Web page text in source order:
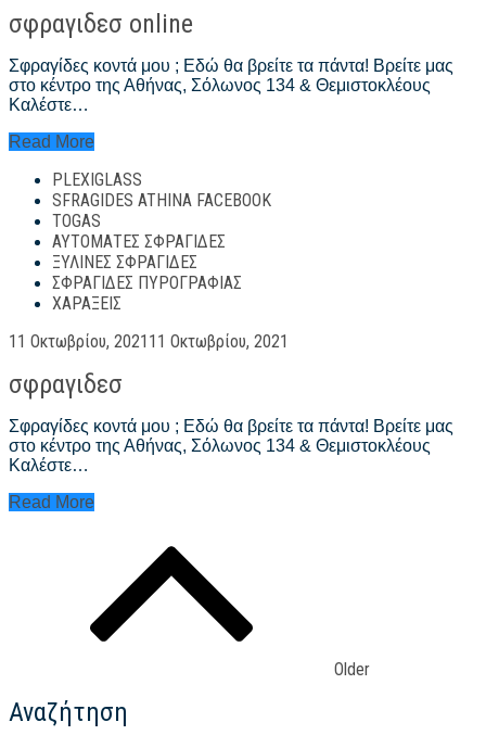
σφραγιδεσ online
Σφραγίδες κοντά μου ; Εδώ θα βρείτε τα πάντα! Βρείτε μας
στο κέντρο της Αθήνας, Σόλωνος 134 & Θεμιστοκλέους
Καλέστε…
σφραγιδεσ
Read More
PLEXIGLASS
SFRAGIDES ATHINA FACEBOOK
TOGAS
ΑΥΤΌΜΑΤΕΣ ΣΦΡΑΓΊΔΕΣ
ΞΎΛΙΝΕΣ ΣΦΡΑΓΊΔΕΣ
ΣΦΡΑΓΊΔΕΣ ΠΥΡΟΓΡΑΦΊΑΣ
ΧΑΡΆΞΕΙΣ
Posted
11 Οκτωβρίου, 2021 11 Οκτωβρίου, 2021
σφραγιδεσ
Σφραγίδες κοντά μου ; Εδώ θα βρείτε τα πάντα! Βρείτε μας
στο κέντρο της Αθήνας, Σόλωνος 134 & Θεμιστοκλέους
Καλέστε…
σφραγιδεσ
Read More
Older
Αναζήτηση